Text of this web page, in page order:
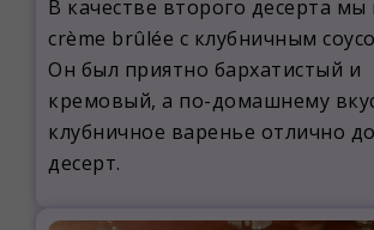
В качестве второго десерта
crème brûlée с клубничным
Он был приятно бархатистый и
кремовый, а по-домашнему
клубничное варенье отлично
десерт.